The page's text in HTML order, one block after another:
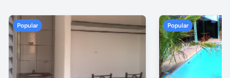
Popular Popular